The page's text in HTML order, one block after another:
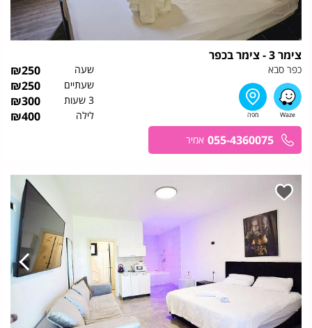
צימר 3 - צימר בכפר
כפר סבא שעה ₪250
שעתיים ₪250
3 שעות ₪300
לילה ₪400
055-4360075 אמיר